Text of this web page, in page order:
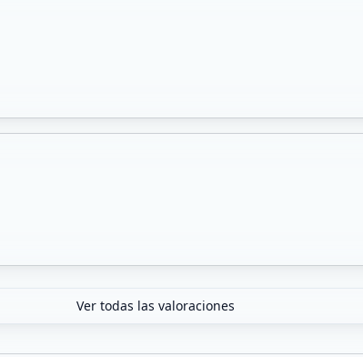
Ver todas las valoraciones